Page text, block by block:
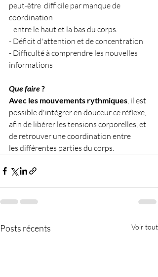
peut-être  difficile par manque de
coordination
   entre le haut et la bas du corps.
- Déficit d'attention et de concentration
- Difficulté à comprendre les nouvelles
informations
Que faire ?
Avec les mouvements rythmiques, il est
possible d'intégrer en douceur ce réflexe,
afin de libérer les tensions corporelles, et
de retrouver une coordination entre
les différentes parties du corps.
Posts récents Voir tout